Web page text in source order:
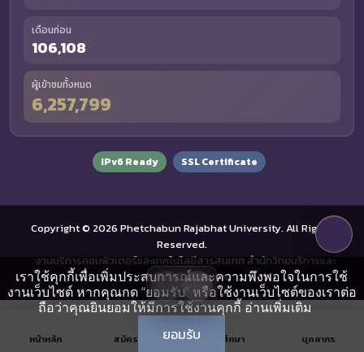
เดือนก่อน
106,108
ผู้เข้าชมทั้งหมด
6,257,799
IPv6 Ready SSL Certificate
Copyright © 2026 Phetchabun Rajabhat University. All Rights
Reserved.
งานบริการคอมพิวเตอร์และเทคโนโลยีสารสนเทศ สำนักวิทยบริการและ
เทคโนโลยีสารสนเทศ
หน้าหลัก สมัครเรียน นักศึกษา บุคลากร
เราใช้คุกกี้เพื่อเพิ่มประสบการณ์และความพึงพอใจในการใช้
งานเว็บไซต์ หากคุณกด “ยอมรับ” หรือใช้งานเว็บไซต์ของเราต่อ
ถือว่าคุณยินยอมให้มีการใช้งานคุกกี้ อ่านเพิ่มเติม
ยอมรับ